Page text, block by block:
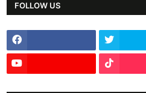
FOLLOW US